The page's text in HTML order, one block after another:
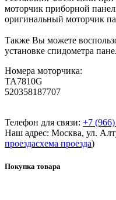
моторчик приборной
оригинальный моторчик
Также Вы можете
установке спидометра
Номера моторчика:
TA7810G
520358187707
Телефон для связи: +7
Наш адрес: Москва, ул.
проездасхема проезда)
Покупка товара